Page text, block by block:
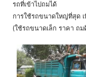
รถที่เข้าไปถมได้
การใช้รถขนาดใหญ่ที่สุด
(ใช้รถขนาดเล็ก ราคา ถ